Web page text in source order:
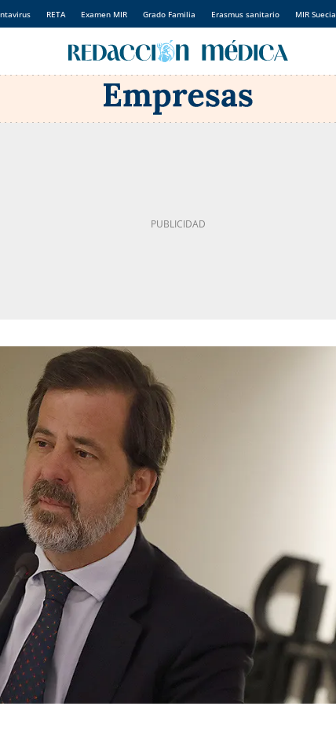
RETA Examen MIR Grado Familia Erasmus sanitario MIR Suecia